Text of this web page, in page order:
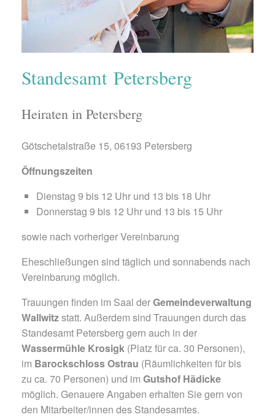
Standesamt Petersberg
Heiraten in Petersberg
Götschetalstraße 15, 06193 Petersberg
Öffnungszeiten
Dienstag 9 bis 12 Uhr und 13 bis 18 Uhr
Donnerstag 9 bis 12 Uhr und 13 bis 15 Uhr
sowie nach vorheriger Vereinbarung
Eheschließungen sind täglich und sonnabends nach
Vereinbarung möglich.
Trauungen finden im Saal derGemeindeverwaltung
Wallwitzstatt. Außerdem sind Trauungen durch das
Standesamt Petersberg gern auch in der
Wassermühle Krosigk (Platz für ca. 30 Personen),
im Barockschloss Ostrau (Räumlichkeiten für bis
zu ca. 70 Personen) und im Gutshof Hädicke
möglich. Genauere Angaben erhalten Sie gern von
den Mitarbeiter/innen des Standesamtes.